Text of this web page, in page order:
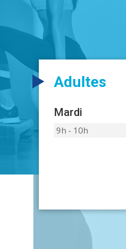
Adultes
Mardi
9h - 10h